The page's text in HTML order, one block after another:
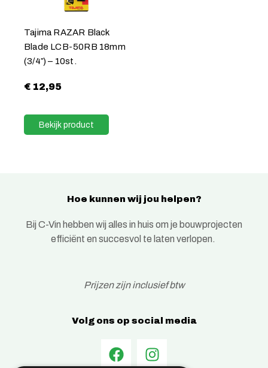
Tajima RAZAR Black
Blade LCB-50RB 18mm
(3/4″) – 10st.
€ 12,95
Bekijk product
Hoe kunnen wij jou helpen?
Bij C-Vin hebben wij alles in huis om je bouwprojecten
efficiënt en succesvol te laten verlopen.
Prijzen zijn inclusief btw
Volg ons op social media